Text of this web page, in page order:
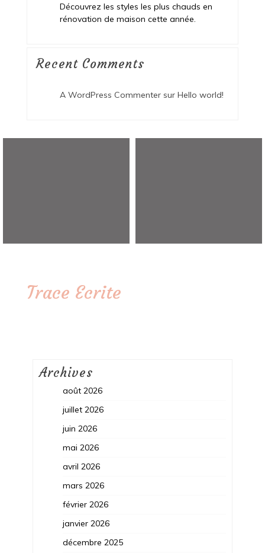
Découvrez les styles les plus chauds en
rénovation de maison cette année.
Recent Comments
A WordPress Commentersur Hello world!
Trace Ecrite
Archives
août 2026
juillet 2026
juin 2026
mai 2026
avril 2026
mars 2026
février 2026
janvier 2026
décembre 2025